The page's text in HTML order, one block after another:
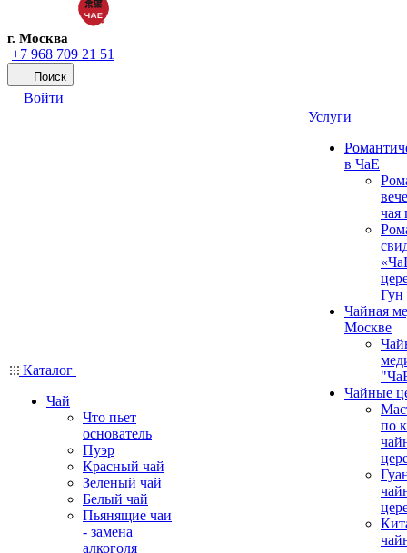
г. Москва
+7 968 709 21 51
Поиск
Войти
Каталог
Чай
Что пьет
основатель
Пуэр
Красный чай
Зеленый чай
Белый чай
Пьянящие чаи
- замена
алкоголя
Услуги
в ЧаЕ
Чайная
Москве
Чайные
по